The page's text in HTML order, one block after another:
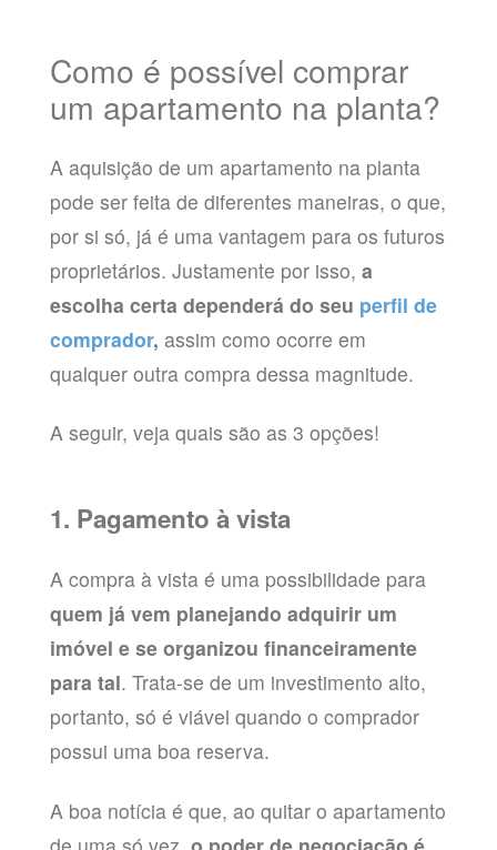
Como é possível comprar
um apartamento na planta?
A aquisição de um apartamento na planta
pode ser feita de diferentes maneiras, o que,
por si só, já é uma vantagem para os futuros
proprietários. Justamente por isso, a
escolha certa dependerá do seu perfil de
comprador, assim como ocorre em
qualquer outra compra dessa magnitude.
A seguir, veja quais são as 3 opções!
1. Pagamento à vista
A compra à vista é uma possibilidade para
quem já vem planejando adquirir um
imóvel e se organizou financeiramente
para tal. Trata-se de um investimento alto,
portanto, só é viável quando o comprador
possui uma boa reserva.
A boa notícia é que, ao quitar o apartamento